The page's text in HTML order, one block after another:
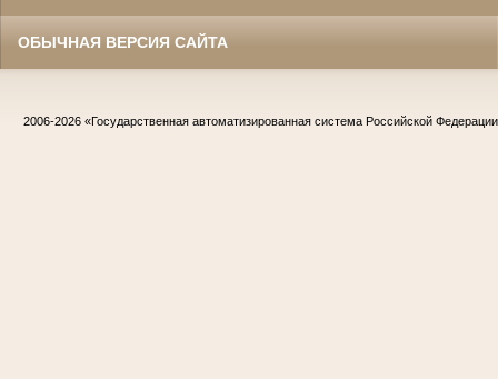
ОБЫЧНАЯ ВЕРСИЯ САЙТА
2006-2026 «Государственная автоматизированная система Российской